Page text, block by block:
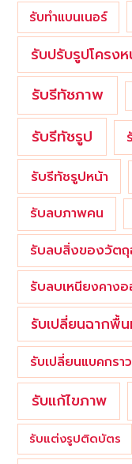
รับทำแบนเนอร์
รับปรับรูปโครงห
รับรีทัชภาพ
รับรีทัชรูป
รับรีทัชรูปหน้า
รับลบภาพคน
รับลบสิ่งของวัตถุ
รับลบเหนียงคาง
รับเปลี่ยนฉากพื้
รับเปลี่ยนแบคกรา
รับแก้ไขภาพ
รับแต่งรูปติดบัตร